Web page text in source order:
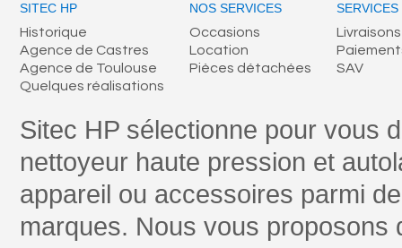
SITEC HP
Historique
Agence de Castres
Agence de Toulouse
Quelques réalisations
NOS SERVICES
Occasions
Location
Pièces détachées
Livraisons
SAV
Sitec HP sélectionne pour vous
nettoyeur haute pression et
appareil ou accessoires parmi
marques. Nous vous